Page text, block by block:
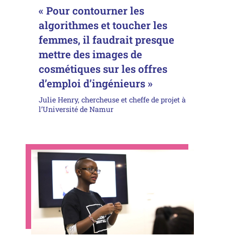
« Pour contourner les
algorithmes et toucher les
femmes, il faudrait presque
mettre des images de
cosmétiques sur les offres
d’emploi d’ingénieurs »
Julie Henry, chercheuse et cheffe de projet à
l’Université de Namur